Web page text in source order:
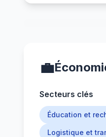
💼
Secteurs clés
Éducation et
Logistique et